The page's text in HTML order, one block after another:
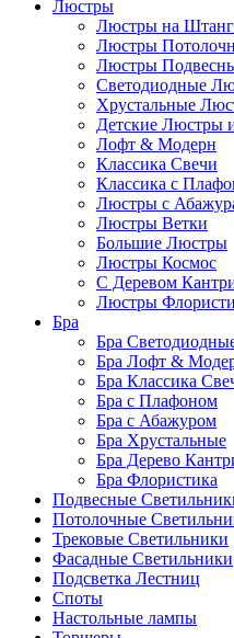
Люстры
Люстры на
Люстры
Люстры
Светодиодные
Хрустальные
Детские Люстры
Лофт & Модерн
Классика Свечи
Классика с
Люстры с
Люстры Ветки
Большие Люстры
Люстры Космос
С Деревом
Люстры
Бра
Бра
Бра Лофт &
Бра Классика
Бра с Плафоном
Бра с Абажуром
Бра Хрустальные
Бра Дерево
Бра Флористика
Подвесные
Потолочные
Трековые Светильники
Фасадные Светильники
Подсветка Лестниц
Споты
Настольные лампы